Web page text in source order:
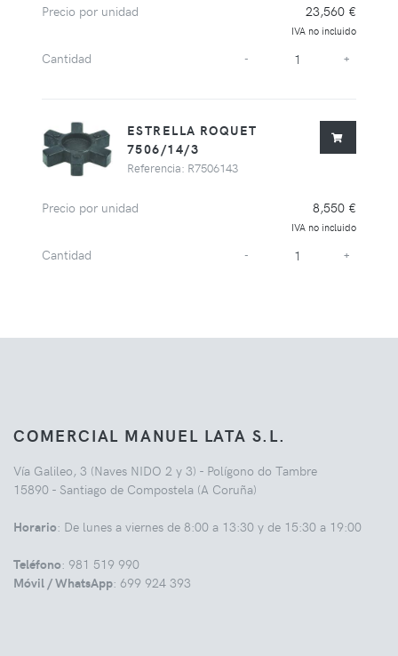
Precio por unidad 23,560 €
IVA no incluido
Cantidad - +
ESTRELLA ROQUET
7506/14/3
Referencia: R7506143
Precio por unidad 8,550 €
IVA no incluido
Cantidad - +
COMERCIAL MANUEL LATA S.L.
Vía Galileo, 3 (Naves NIDO 2 y 3) - Polígono do Tambre
15890 - Santiago de Compostela (A Coruña)
Horario: De lunes a viernes de 8:00 a 13:30 y de 15:30 a 19:00
Teléfono: 981 519 990
Móvil / WhatsApp: 699 924 393